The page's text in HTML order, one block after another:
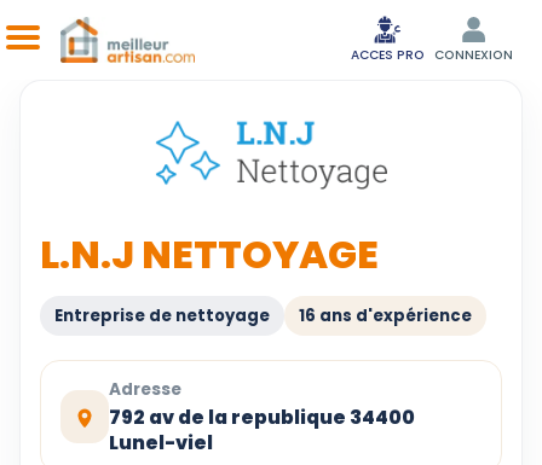
ACCES PRO CONNEXION
L.N.J NETTOYAGE
Entreprise de nettoyage 16 ans d'expérience
Adresse
792 av de la republique 34400
Lunel-viel